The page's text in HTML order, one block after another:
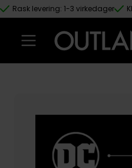
Hopp til hovedinnhold
Rask levering: 1-3 virkedager